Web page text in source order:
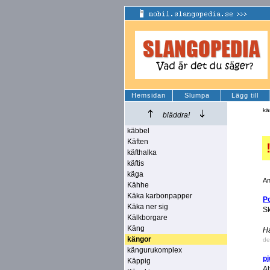
Hemsidan Slumpa Lägg till
bläddra!
käbbel
Käften
käfthalka
käftis
käga
Kähhe
Käka karbonpapper
Käka ner sig
Kälkborgare
Käng
kängor
kängurukomplex
Käppig
!